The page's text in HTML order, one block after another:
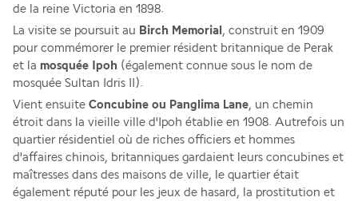
de la reine Victoria en 1898.
La visite se poursuit au Birch Memorial , construit en 1909
pour commémorer le premier résident britannique de Perak
et la mosquée Ipoh (également connue sous le nom de
mosquée Sultan Idris II).
Vient ensuite Concubine ou Panglima Lane, un chemin
étroit dans la vieille ville d'Ipoh établie en 1908. Autrefois un
quartier résidentiel où de riches officiers et hommes
d'affaires chinois, britanniques gardaient leurs concubines et
maîtresses dans des maisons de ville, le quartier était
également réputé pour les jeux de hasard, la prostitution et